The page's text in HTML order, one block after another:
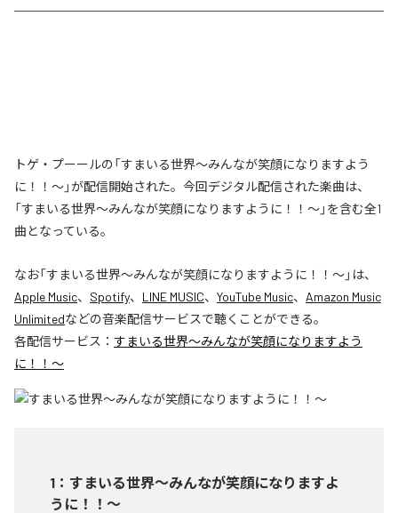
トゲ・プーールの「すまいる世界〜みんなが笑顔になりますよう
に！！〜」が配信開始された。今回デジタル配信された楽曲は、
「すまいる世界〜みんなが笑顔になりますように！！〜」を含む全1
曲となっている。
なお「すまいる世界〜みんなが笑顔になりますように！！〜」は、
Apple Music、 Spotify、 LINE MUSIC、 YouTube Music、 Amazon Music
Unlimitedなどの音楽配信サービスで聴くことができる。
各配信サービス： すまいる世界〜みんなが笑顔になりますよう
に！！〜
1 ： すまいる世界〜みんなが笑顔になりますよ
うに！！〜